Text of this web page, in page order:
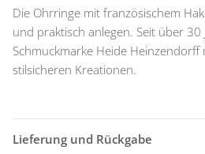
Die Ohrringe mit französischem
und praktisch anlegen. Seit über
Schmuckmarke Heide Heinzendorff
stilsicheren Kreationen.
Lieferung und Rückgabe